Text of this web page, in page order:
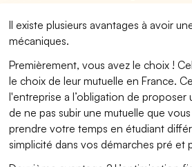
Il existe plusieurs avantages à avoir
mécaniques.
Premièrement, vous avez le choix !
le choix de leur mutuelle en France.
l'entreprise a l’obligation de proposer
de ne pas subir une mutuelle que
prendre votre temps en étudiant
simplicité dans vos démarches pré et